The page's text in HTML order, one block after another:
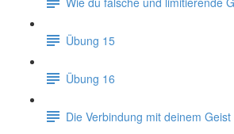
Übung 15
Übung 16
Die Verbindung mit deinem Geist